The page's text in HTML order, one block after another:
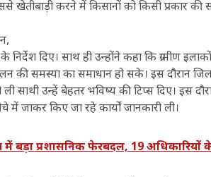
करने में किसानों को किसी प्रकार की
दिए। साथ ही उन्होंने कहा कि ग्रामीण
समस्या का समाधान हो सके। इस दौरान
साथी उन्हें बेहतर भविष्य की टिप्स दिए। इस
जाकर किए जा रहे कार्यों जानकारी ली।
बड़ा प्रशासनिक फेरबदल, 19 अधिकारियों